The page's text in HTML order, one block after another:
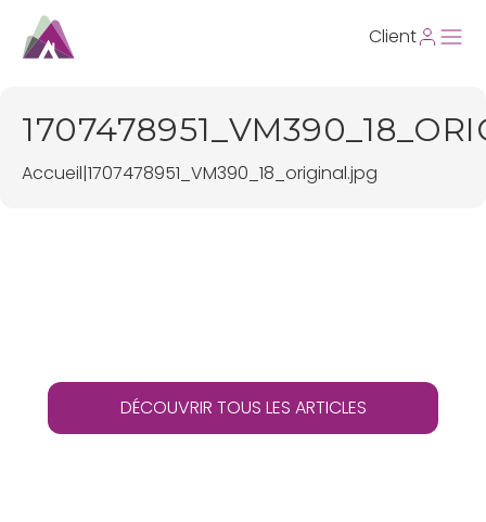
Client
Accueil|1707478951_VM390_18_original.jpg
DÉCOUVRIR TOUS LES ARTICLES